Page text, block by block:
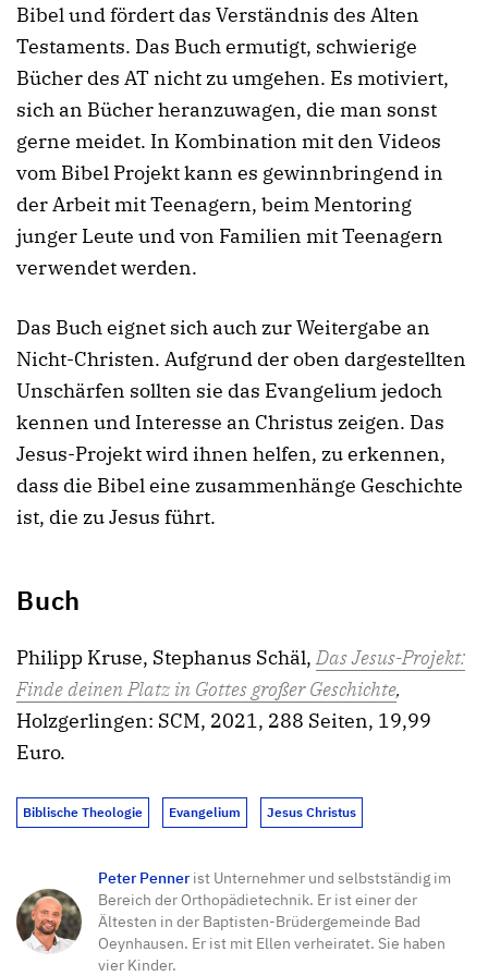
Bibel und fördert das Verständnis des Alten
Testaments. Das Buch ermutigt, schwierige
Bücher des AT nicht zu umgehen. Es motiviert,
sich an Bücher heranzuwagen, die man sonst
gerne meidet. In Kombination mit den Videos
vom Bibel Projekt kann es gewinnbringend in
der Arbeit mit Teenagern, beim Mentoring
junger Leute und von Familien mit Teenagern
verwendet werden.
Das Buch eignet sich auch zur Weitergabe an
Nicht-Christen. Aufgrund der oben dargestellten
Unschärfen sollten sie das Evangelium jedoch
kennen und Interesse an Christus zeigen. Das
Jesus-Projekt wird ihnen helfen, zu erkennen,
dass die Bibel eine zusammenhänge Geschichte
ist, die zu Jesus führt.
Buch
Philipp Kruse, Stephanus Schäl,Das Jesus-Projekt:
Finde deinen Platz in Gottes großer Geschichte,
Holzgerlingen: SCM, 2021, 288 Seiten, 19,99
Euro.
Biblische Theologie Evangelium Jesus Christus
Peter Pennerist Unternehmer und selbstständig im
Bereich der Orthopädietechnik. Er ist einer der
Ältesten in der Baptisten-Brüdergemeinde Bad
Oeynhausen. Er ist mit Ellen verheiratet. Sie haben
vier Kinder.